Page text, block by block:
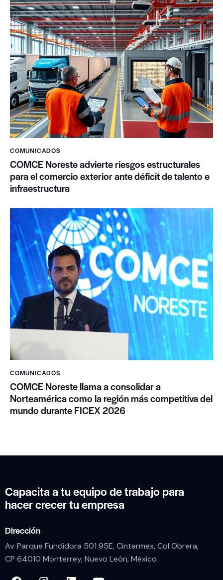
COMUNICADOS
COMCE Noreste advierte riesgos estructurales
para el comercio exterior ante déficit de talento e
infraestructura
COMUNICADOS
COMCE Noreste llama a consolidar a
Norteamérica como la región más competitiva del
mundo durante FICEX 2026
Capacita a tu equipo de trabajo para
hacer crecer tu empresa
Dirección
Av. Parque Fundidora 501 95E, Cintermex, Col Obrera,
CP 64010 Monterrey, Nuevo León, México